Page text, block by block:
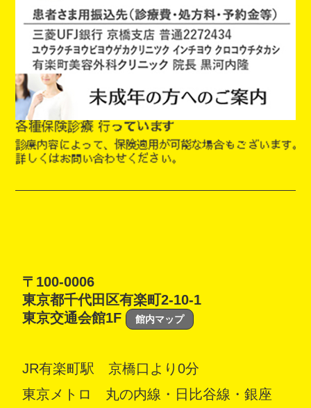
〒100-0006
東京都千代田区有楽町2-10-1
東京交通会館1F
館内マップ
JR有楽町駅 京橋口より0分
東京メトロ 丸の内線・日比谷線・銀座